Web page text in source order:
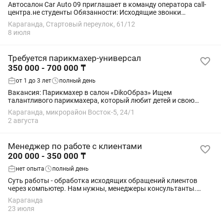
Автосалон Car Auto 09 приглашает в команду оператора call-
центра.не студенты Обязанности: Исходящие звонки
владельцам автомобилей. Привлечение автомобилей на
комиссионную продажу. ...
Караганда, Стартовый переулок, 61/12
8 июля
Требуется парикмахер-универсал
350 000 - 700 000 ₸
от 1 до 3 лет полный день
Вакансия: Парикмахер в салон «DikoОбраз» Ищем
талантливого парикмахера, который любит детей и свою
работу! Наш уютный салон приглашает в команду мастера
универсала , который создаст волшебную...
Караганда, микрорайон Восток-5, 24/1
2 августа
Менеджер по работе с клиентами
200 000 - 350 000 ₸
нет опыта полный день
Суть работы - обработка исходящих обращений клиентов
через компьютер. Нам нужны, менеджеры консультанты.
Ищешь работу в открытой рабочей среде, готов к интересным
задачам? Тогда мы приглашаем тебя...
Караганда
23 июля